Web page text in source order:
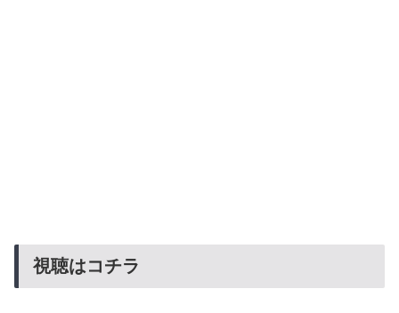
視聴はコチラ